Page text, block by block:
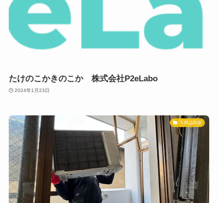
たけのこかきのこか 株式会社P2eLabo
2024年1月23日
不用品回収